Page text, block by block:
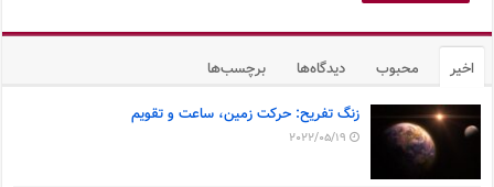
اخیر محبوب دیدگاه‌ها برچسب‌ها
زنگ تفریح: حرکت زمین، ساعت و تقویم
2022/05/19